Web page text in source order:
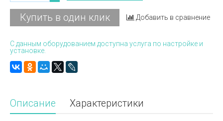
Купить в один клик Добавить в сравнение
С данным оборудованием доступна услуга по настройке и
установке.
Описание Характеристики